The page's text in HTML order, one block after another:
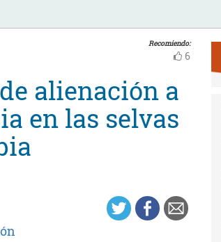
Recomiendo:
6
alienación a
en las selvas